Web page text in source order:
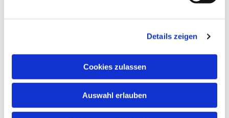
Details zeigen
Cookies zulassen
Auswahl erlauben